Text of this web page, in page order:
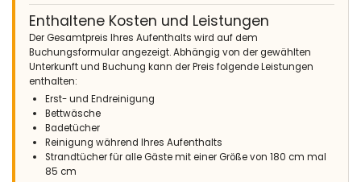
(Originaltext)
Alojamiento cómodo, muy limpio y todo en perfecto estado.
Buenas vistas y la zona tranquila y privada. Piscina
estupenda. Muy recomendable para relajarse en vacaciones.
(Übersetzt von Google)
Komfortable Unterkunft, sehr sauber und alles in einwandfreiem
Zustand. Gute Aussicht und die ruhige und private Umgebung.
Toller Pool. Sehr empfehlenswert zum Entspannen im Urlaub.
Enthaltene Kosten und Leistungen
Der Gesamtpreis Ihres Aufenthalts wird auf dem
Buchungsformular angezeigt. Abhängig von der gewählten
Unterkunft und Buchung kann der Preis folgende Leistungen
enthalten:
Erst- und Endreinigung
Bettwäsche
Badetücher
Reinigung während Ihres Aufenthalts
Strandtücher für alle Gäste mit einer Größe von 180 cm mal
85 cm